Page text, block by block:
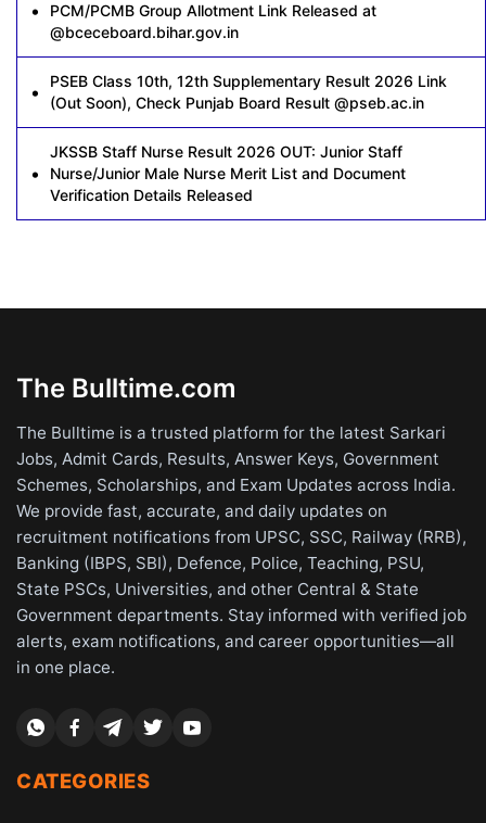
PCM/PCMB Group Allotment Link Released at
@bceceboard.bihar.gov.in
PSEB Class 10th, 12th Supplementary Result 2026 Link
(Out Soon), Check Punjab Board Result @pseb.ac.in
JKSSB Staff Nurse Result 2026 OUT: Junior Staff
Nurse/Junior Male Nurse Merit List and Document
Verification Details Released
The Bulltime.com
The Bulltime is a trusted platform for the latest Sarkari
Jobs, Admit Cards, Results, Answer Keys, Government
Schemes, Scholarships, and Exam Updates across India.
We provide fast, accurate, and daily updates on
recruitment notifications from UPSC, SSC, Railway (RRB),
Banking (IBPS, SBI), Defence, Police, Teaching, PSU,
State PSCs, Universities, and other Central & State
Government departments. Stay informed with verified job
alerts, exam notifications, and career opportunities—all
in one place.
CATEGORIES